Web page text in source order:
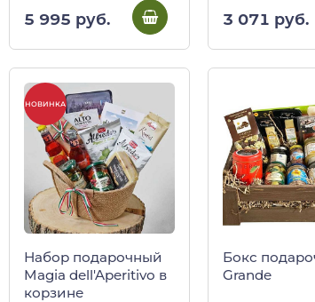
5 995 руб. 3 071 руб.
НОВИНКА
Набор подарочный
Magia dell'Aperitivo в
корзине
Бокс
Grande